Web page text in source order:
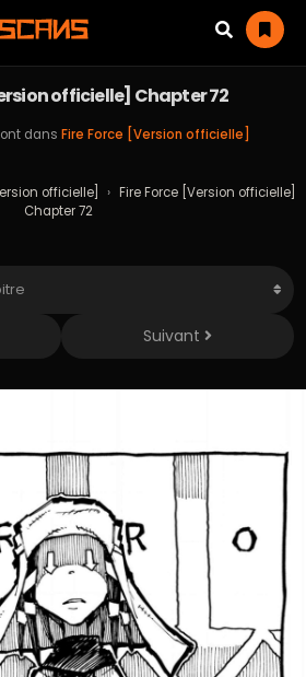
officielle] Chapter 72
dans Fire Force [Version officielle]
officielle] › Fire Force [Version officielle]
Chapter 72
Suivant